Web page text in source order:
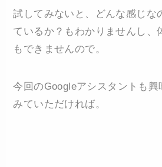
試してみないと、どんな感じな
ているか？もわかりませんし、
もできませんので。
今回のGoogleアシスタントも興
みていただければ。